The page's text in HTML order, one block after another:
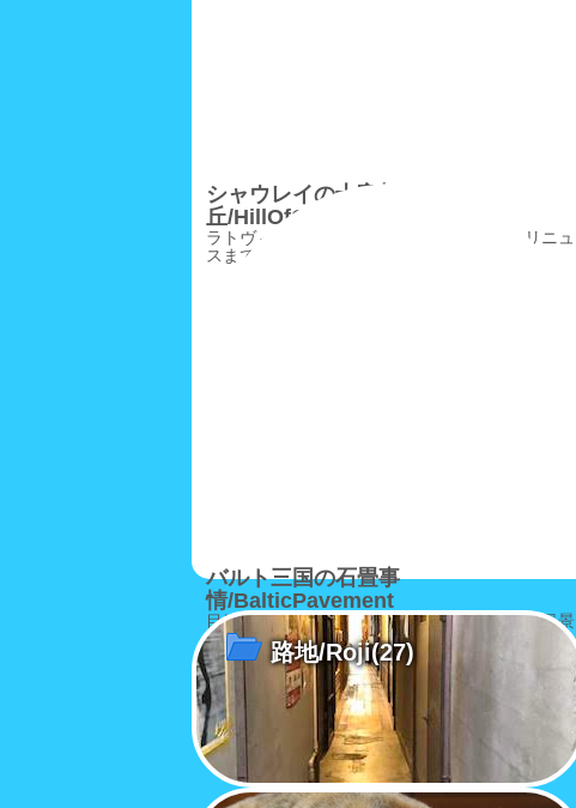
シャウレイの十字架の
丘/HillOfCrosses
ラトヴィアのリガからリトアニア首都ヴィリニュ
スまで400kmのツアーは
バルト三国の石畳事
情/BalticPavement
目線の低いニャン公がバルト三国で目にする風景
とは
路地/Roji(27)